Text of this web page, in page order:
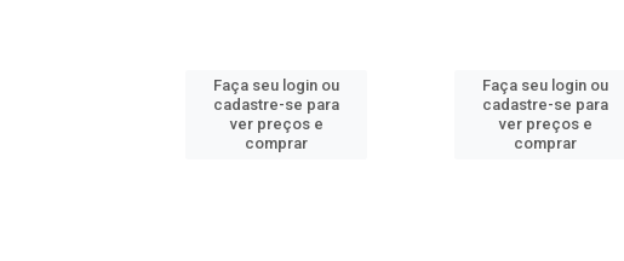
Faça seu login ou
cadastre-se para
ver preços e
comprar
Faça seu login ou
cadastre-se para
ver preços e
comprar